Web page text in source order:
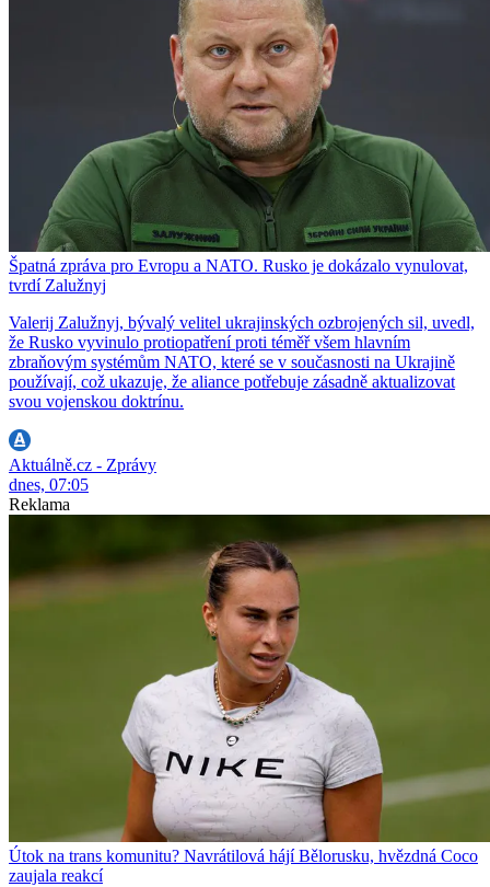
Špatná zpráva pro Evropu a NATO. Rusko je dokázalo vynulovat,
tvrdí Zalužnyj
Valerij Zalužnyj, bývalý velitel ukrajinských ozbrojených sil, uvedl,
že Rusko vyvinulo protiopatření proti téměř všem hlavním
zbraňovým systémům NATO, které se v současnosti na Ukrajině
používají, což ukazuje, že aliance potřebuje zásadně aktualizovat
svou vojenskou doktrínu.
Aktuálně.cz - Zprávy
dnes, 07:05
Reklama
Útok na trans komunitu? Navrátilová hájí Bělorusku, hvězdná Coco
zaujala reakcí